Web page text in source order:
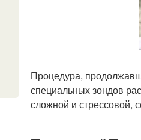
Процедура,
специальных зондов
сложной и стрессовой,